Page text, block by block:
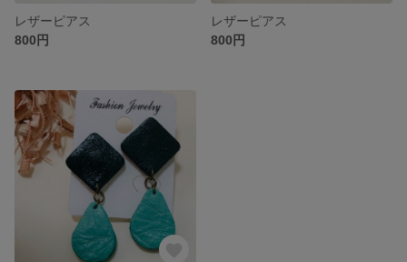
レザーピアス
800円
レザーピアス
800円